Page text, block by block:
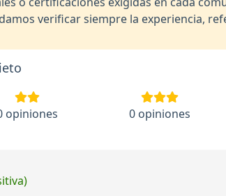
verificar siempre la experiencia,
opiniones 0 opiniones